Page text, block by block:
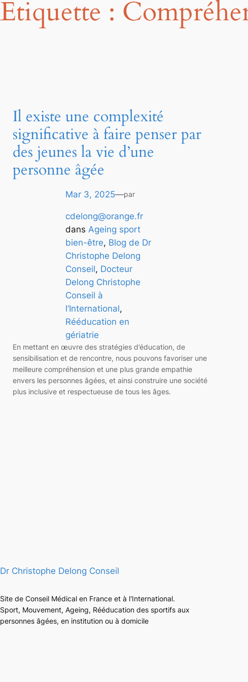
Étiquette :
Il existe une complexité
significative à faire penser par
des jeunes la vie d’une
personne âgée
Mar 3, 2025—par
cdelong@orange.fr
dans Ageing sport
bien-être, Blog de Dr
Christophe Delong
Conseil, Docteur
Delong Christophe
Conseil à
l’International
Rééducation en
gériatrie
En mettant en œuvre des stratégies d’éducation, de
sensibilisation et de rencontre, nous pouvons favoriser une
meilleure compréhension et une plus grande empathie
envers les personnes âgées, et ainsi construire une société
plus inclusive et respectueuse de tous les âges.
Dr Christophe Delong Conseil
Site de Conseil Médical en France et à l'International.
Sport, Mouvement, Ageing, Rééducation des sportifs aux
personnes âgées, en institution ou à domicile